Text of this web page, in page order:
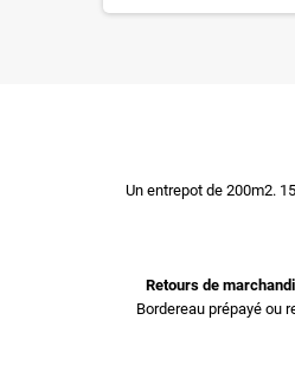
Un entrepot de 200m2.
Retours de
Bordereau prépayé ou